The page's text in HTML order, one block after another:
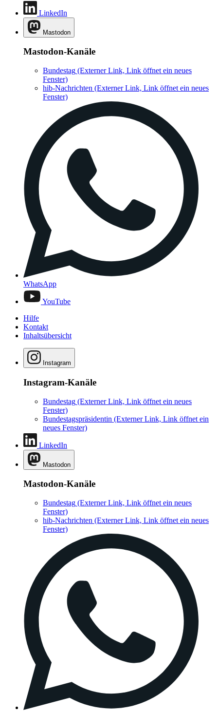
LinkedIn
Mastodon
Mastodon-Kanäle
Bundestag (Externer Link, Link öffnet ein neues
Fenster)
hib-Nachrichten (Externer Link, Link öffnet ein neues
Fenster)
WhatsApp
YouTube
Hilfe
Kontakt
Inhaltsübersicht
Instagram
Instagram-Kanäle
Bundestag (Externer Link, Link öffnet ein neues
Fenster)
Bundestagspräsidentin (Externer Link, Link öffnet ein
neues Fenster)
LinkedIn
Mastodon
Mastodon-Kanäle
Bundestag (Externer Link, Link öffnet ein neues
Fenster)
hib-Nachrichten (Externer Link, Link öffnet ein neues
Fenster)